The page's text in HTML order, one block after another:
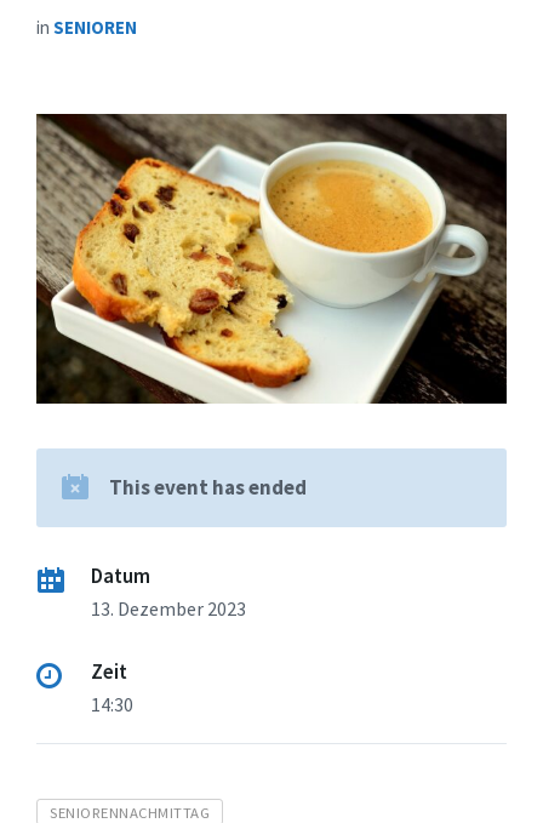
in SENIOREN
This event has ended
Datum
13. Dezember 2023
Zeit
14:30
Tags
SENIORENNACHMITTAG